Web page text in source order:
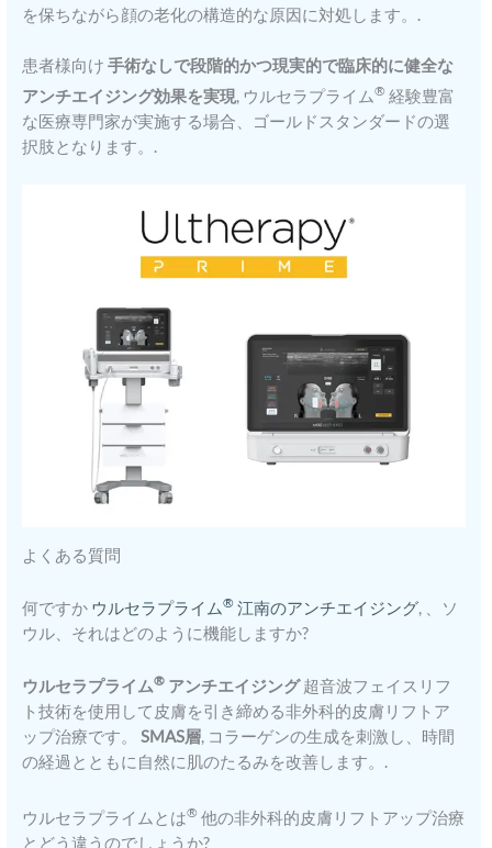
を保ちながら顔の老化の構造的な原因に対処します。.
患者様向け手術なしで段階的かつ現実的で臨床的に健全な
アンチエイジング効果を実現, ウルセラプライム® 経験豊富
な医療専門家が実施する場合、ゴールドスタンダードの選
択肢となります。.
よくある質問
何ですか ウルセラプライム® 江南のアンチエイジング, 、ソ
ウル、それはどのように機能しますか?
ウルセラプライム® アンチエイジング超音波フェイスリフ
ト技術を使用して皮膚を引き締める非外科的皮膚リフトア
ップ治療です。SMAS層, コラーゲンの生成を刺激し、時間
の経過とともに自然に肌のたるみを改善します。.
ウルセラプライムとは® 他の非外科的皮膚リフトアップ治療
とどう違うのでしょうか?